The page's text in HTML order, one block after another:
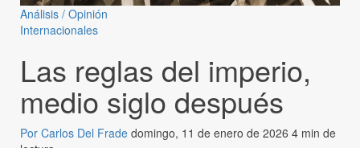
Análisis / Opinión
Internacionales
Las reglas del imperio,
medio siglo después
Por Carlos Del Frade domingo, 11 de enero de 2026 4 min de